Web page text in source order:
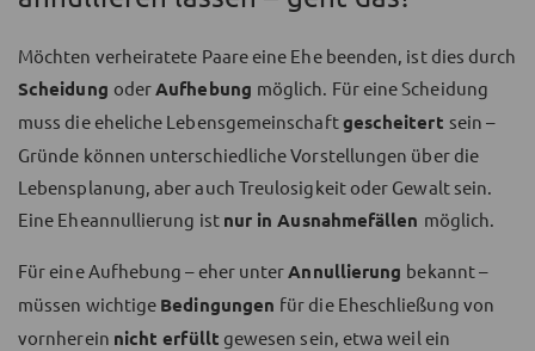
Möchten verheiratete Paare eine Ehe beenden, ist dies durch
Scheidung oderAufhebung möglich. Für eine Scheidung
muss die eheliche Lebensgemeinschaftgescheitert sein –
Gründe können unterschiedliche Vorstellungen über die
Lebensplanung, aber auch Treulosigkeit oder Gewalt sein.
Eine Eheannullierung ist nur in Ausnahmefällen möglich.
Für eine Aufhebung – eher unterAnnullierung bekannt –
müssen wichtige Bedingungen für die Eheschließung von
vornherein nicht erfüllt gewesen sein, etwa weil ein